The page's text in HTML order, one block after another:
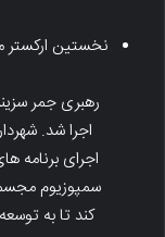
نخستین ارکستر
رهبری جمر
اجرا شد.
اجرای برنامه
سمپوزیوم
کند تا به